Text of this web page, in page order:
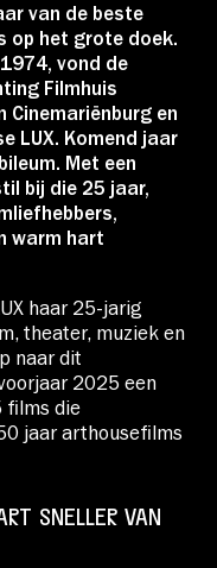
van de beste
op het grote doek.
vond de
Filmhuis
Cinemariënburg en
LUX. Komend jaar
Met een
bij die 25 jaar,
warm hart
haar 25-jarig
theater, muziek en
naar dit
2025 een
films die
jaar arthousefilms
SNELLER VAN